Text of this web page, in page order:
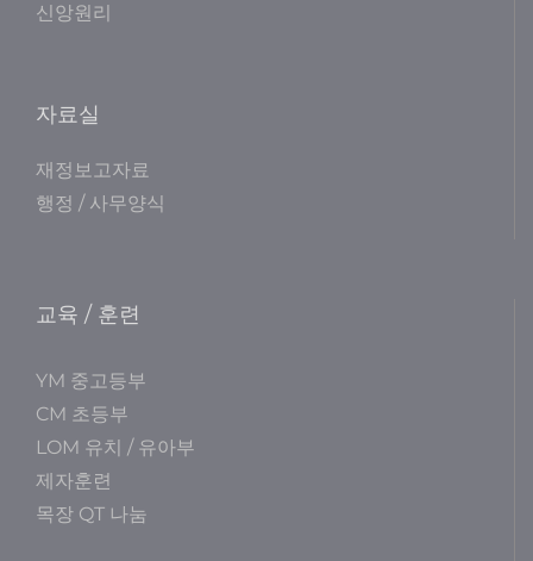
신앙원리
자료실
재정보고자료
행정 / 사무양식
교육 / 훈련
YM 중고등부
CM 초등부
LOM 유치 / 유아부
제자훈련
목장 QT 나눔